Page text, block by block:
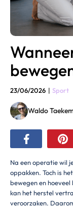
23/06/2026 | Sport
Waldo
Na een operatie wil
oppakken. Toch is
bewegen en
kan het herstel
veroorzaken.